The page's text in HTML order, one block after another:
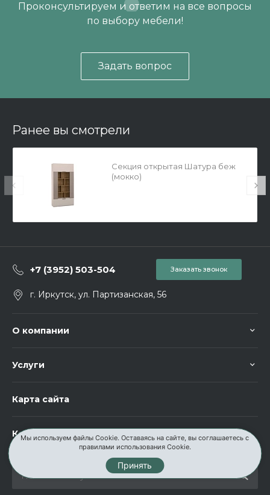
Проконсультируем и ответим на все вопросы
по выбору мебели!
Задать вопрос
Ранее вы смотрели
Секция открытая Шатура беж
(мокко)
+7 (3952) 503-504 Заказать звонок
г. Иркутск, ул. Партизанская, 56
О компании
Услуги
Карта сайта
Контакты
Мы используем файлы Cookie. Оставаясь на сайте, вы соглашаетесь с
правилами использования Cookie.
Принять